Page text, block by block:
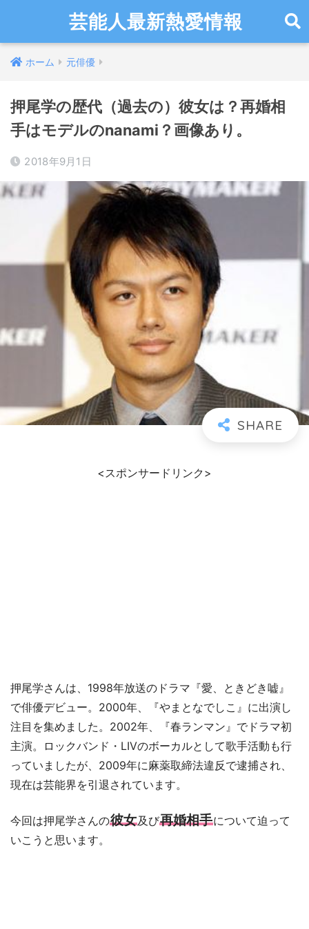
芸能人最新熱愛情報
ホーム 元俳優
押尾学の歴代（過去の）彼女は？再婚相
手はモデルのnanami？画像あり。
2018年9月1日
<スポンサードリンク>
押尾学さんは、1998年放送のドラマ『愛、ときどき嘘』
で俳優デビュー。2000年、『やまとなでしこ』に出演し
注目を集めました。2002年、『春ランマン』でドラマ初
主演。ロックバンド・LIVのボーカルとして歌手活動も行
っていましたが、2009年に麻薬取締法違反で逮捕され、
現在は芸能界を引退されています。
今回は押尾学さんの彼女及び再婚相手について迫って
いこうと思います。